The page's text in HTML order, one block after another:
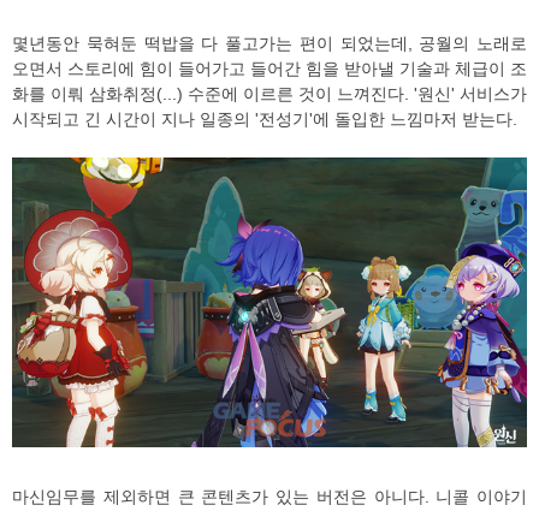
몇년동안 묵혀둔 떡밥을 다 풀고가는 편이 되었는데, 공월의 노래로
오면서 스토리에 힘이 들어가고 들어간 힘을 받아낼 기술과 체급이 조
화를 이뤄 삼화취정(...) 수준에 이르른 것이 느껴진다. '원신' 서비스가
시작되고 긴 시간이 지나 일종의 '전성기'에 돌입한 느낌마저 받는다.
마신임무를 제외하면 큰 콘텐츠가 있는 버전은 아니다. 니콜 이야기